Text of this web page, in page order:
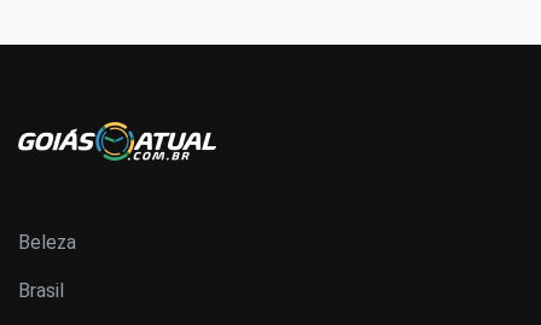
Beleza
Brasil